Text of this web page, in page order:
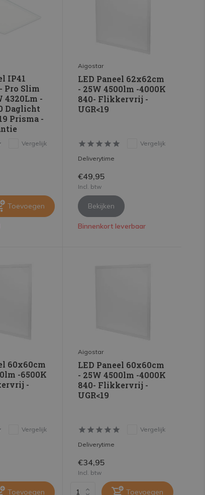
IP41
Pro Slim
4320Lm -
Daglicht
Prisma -
Vergelijk
Toevoegen
Aigostar
LED Paneel 62x62cm
- 25W 4500lm -4000K
840- Flikkervrij -
UGR<19
Vergelijk
Deliverytime
€49,95
Incl. btw
Bekijken
Binnenkort leverbaar
60x60cm
-6500K
-
Vergelijk
Toevoegen
Aigostar
LED Paneel 60x60cm
- 25W 4500lm -4000K
840- Flikkervrij -
UGR<19
Vergelijk
Deliverytime
€34,95
Incl. btw
Toevoegen